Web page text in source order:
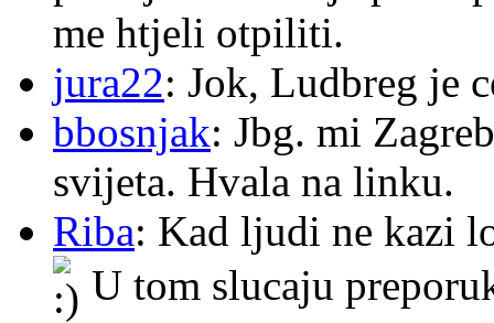
me htjeli otpiliti.
jura22: Jok, Ludbreg je
bbosnjak: Jbg. mi
svijeta. Hvala na linku.
Riba: Kad ljudi ne kazi
U tom slucaju